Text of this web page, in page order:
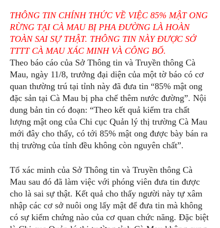
THÔNG TIN CHÍNH THỨC VỀ VIỆC 85% MẬT ONG
RỪNG TẠI CÀ MAU BỊ PHA ĐƯỜNG LÀ HOÀN
TOÀN SAI SỰ THẬT. THÔNG TIN NÀY ĐƯỢC SỞ
TTTT CÀ MAU XÁC MINH VÀ CÔNG BỐ.
Theo báo cáo của Sở Thông tin và Truyền thông Cà
Mau, ngày 11/8, trưởng đại diện của một tờ báo có cơ
quan thường trú tại tỉnh này đã đưa tin “85% mật ong
đặc sản tại Cà Mau bị pha chế thêm nước đường”. Nội
dung bản tin có đoạn: “Theo kết quả kiểm tra chất
lượng mật ong của Chi cục Quản lý thị trường Cà Mau
mới đây cho thấy, có tới 85% mật ong được bày bán ra
thị trường của tỉnh đều không còn nguyên chất”.
Tổ xác minh của Sở Thông tin và Truyền thông Cà
Mau sau đó đã làm việc với phóng viên đưa tin được
cho là sai sự thật. Kết quả cho thấy người này tự xâm
nhập các cơ sở nuôi ong lấy mật để đưa tin mà không
có sự kiểm chứng nào của cơ quan chức năng. Đặc biệt